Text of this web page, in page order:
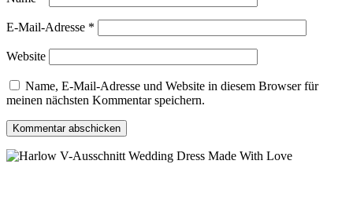
E-Mail-Adresse *
Website
Name, E-Mail-Adresse und Website in diesem Browser für
meinen nächsten Kommentar speichern.